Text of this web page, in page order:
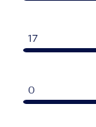
17
0